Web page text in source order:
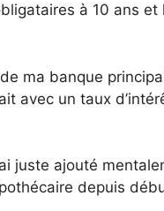
à 10 ans et
ma banque
avec un taux
juste ajouté
depuis